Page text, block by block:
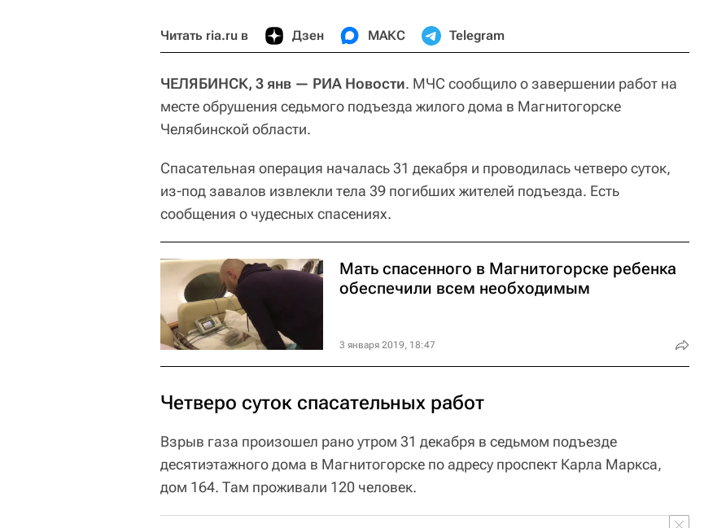
Читать ria.ru в Дзен МАКС Telegram
ЧЕЛЯБИНСК, 3 янв — РИА Новости. МЧС сообщило о завершении работ на
месте обрушения седьмого подъезда жилого дома в Магнитогорске
Челябинской области.
Спасательная операция началась 31 декабря и проводилась четверо суток,
из-под завалов извлекли тела 39 погибших жителей подъезда. Есть
сообщения о чудесных спасениях.
Мать спасенного в Магнитогорске ребенка
обеспечили всем необходимым
3 января 2019, 18:47
Четверо суток спасательных работ
Взрыв газа произошел рано утром 31 декабря в седьмом подъезде
десятиэтажного дома в Магнитогорске по адресу проспект Карла Маркса,
дом 164. Там проживали 120 человек.